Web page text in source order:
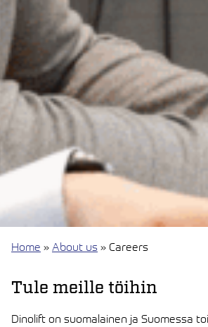
Home » About us » Careers
Tule meille töihin
Dinolift on suomalainen ja Suomessa